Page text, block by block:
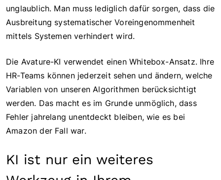
unglaublich. Man muss lediglich dafür sorgen, dass die
Ausbreitung systematischer Voreingenommenheit
mittels Systemen verhindert wird.
Die Avature-KI verwendet einen Whitebox-Ansatz. Ihre
HR-Teams können jederzeit sehen und ändern, welche
Variablen von unseren Algorithmen berücksichtigt
werden. Das macht es im Grunde unmöglich, dass
Fehler jahrelang unentdeckt bleiben, wie es bei
Amazon der Fall war.
KI ist nur ein weiteres